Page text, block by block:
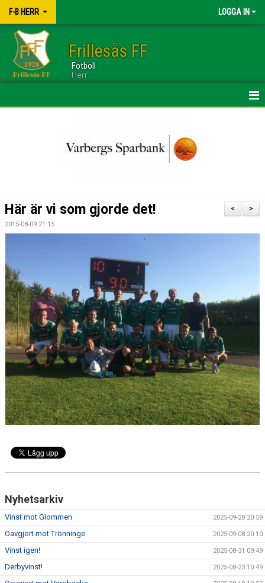
F-B HERR LOGGA IN
Frillesås FF
Fotboll
Herr
BILDGALLERI
KONTAKT
MATCHER
MARATONTABELL
SPELARRÅDET
>
<
Här är vi som gjorde det!
2015-08-09 21:15
Nyhetsarkiv
Vinst mot Glommen 2025-09-28 20:59
Oavgjort mot Trönninge 2025-09-08 20:10
Vinst igen! 2025-08-31 09:49
Derbyvinst! 2025-08-23 10:49